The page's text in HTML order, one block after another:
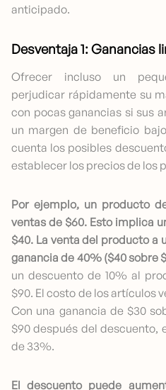
anticipado.
Desventaja 1: Ganancias
Ofrecer incluso un
perjudicar rápidamente su
con pocas ganancias si sus
un margen de beneficio
cuenta los posibles
establecer los precios de los
Por ejemplo, un producto
ventas de $60. Esto implica
$40. La venta del producto a
ganancia de 40% ($40 sobre
un descuento de 10% al
$90. El costo de los artículos
Con una ganancia de $30
$90 después del descuento,
de 33%.
El descuento puede